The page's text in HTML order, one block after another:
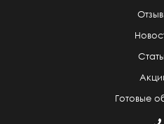
Готовые